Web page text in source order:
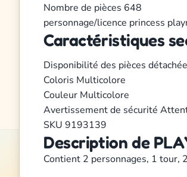
Nombre de pièces 648
personnage/licence princess
Caractéristiques
Disponibilité des pièces
Coloris Multicolore
Couleur Multicolore
Avertissement de sécurité
SKU 9193139
Description de
Contient 2 personnages, 1 tour,